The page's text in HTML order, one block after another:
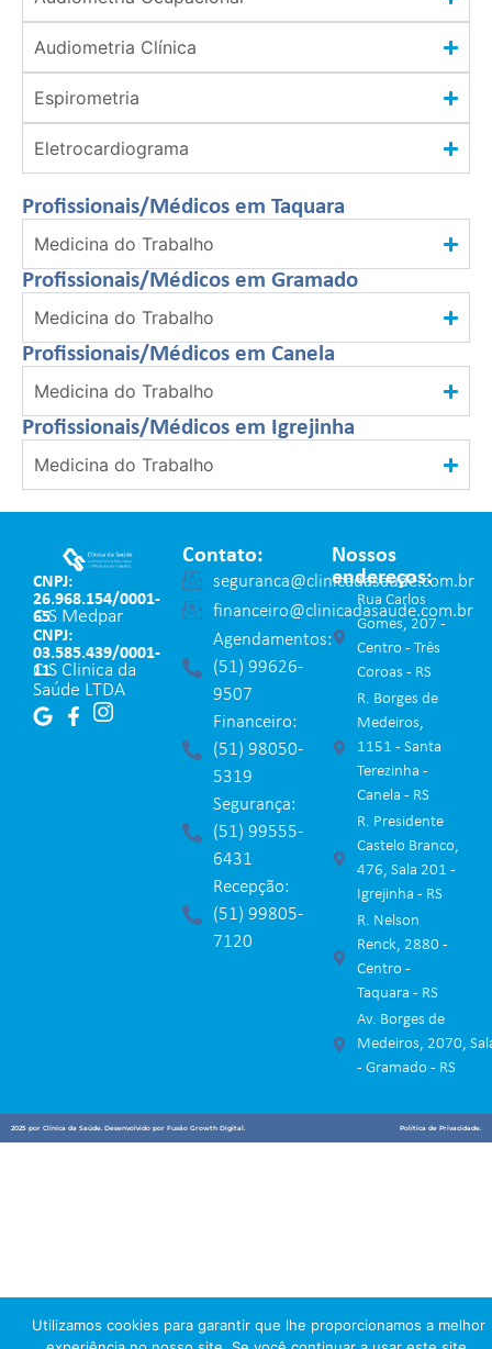
Audiometria Clínica
Espirometria
Eletrocardiograma
Profissionais/Médicos em Taquara
Medicina do Trabalho
Profissionais/Médicos em Gramado
Medicina do Trabalho
Profissionais/Médicos em Canela
Medicina do Trabalho
Profissionais/Médicos em Igrejinha
Medicina do Trabalho
CNPJ:
26.968.154/0001-
65
C S Medpar
CNPJ:
03.585.439/0001-
11
C S Clinica da
Saúde LTDA
Contato:
seguranca@clinicadasaude.com.br
financeiro@clinicadasaude.com.br
Agendamentos:
(51) 99626-
9507
Financeiro:
(51) 98050-
5319
Segurança:
(51) 99555-
6431
Recepção:
(51) 99805-
7120
Nossos
endereços:
Rua Carlos
Gomes, 207 -
Centro - Três
Coroas - RS
R. Borges de
Medeiros,
1151 - Santa
Terezinha -
Canela - RS
R. Presidente
Castelo Branco,
476, Sala 201 -
Igrejinha - RS
R. Nelson
Renck, 2880 -
Centro -
Taquara - RS
Av. Borges de
Medeiros, 2070,
- Gramado - RS
2025 por Clínica da Saúde. Desenvolvido por Fusão Growth Digital. Política de Privacidade.
Utilizamos cookies para garantir que lhe proporcionamos a melhor